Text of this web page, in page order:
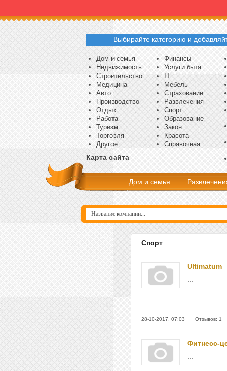
Выбирайте категорию и
Дом и семья
Недвижимость
Строительство
Медицина
Авто
Производство
Отдых
Работа
Туризм
Торговля
Другое
Карта сайта
Финансы
Услуги быта
IT
Мебель
Страхование
Развлечения
Спорт
Образование
Закон
Красота
Справочная
Дом и семья
Спорт
Ultimatum
28-10-2017, 07:03 Отзывов: 1
Фитнесс-